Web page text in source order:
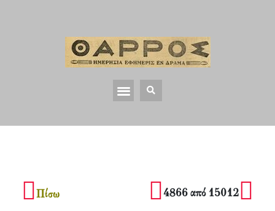
Πίσω 4866 από 15012